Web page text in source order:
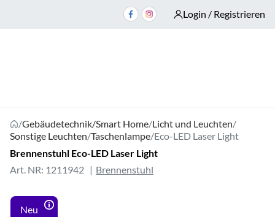
Login / Registrieren
/Gebäudetechnik/Smart Home/Licht und Leuchten/
Sonstige Leuchten/Taschenlampe/Eco-LED Laser Light
Brennenstuhl Eco-LED Laser Light
Art. NR: 1211942
Brennenstuhl
Neu